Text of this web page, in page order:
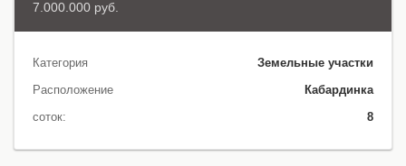
7.000.000 руб.
Категория
Земельные участки
Расположение
Кабардинка
соток:
8